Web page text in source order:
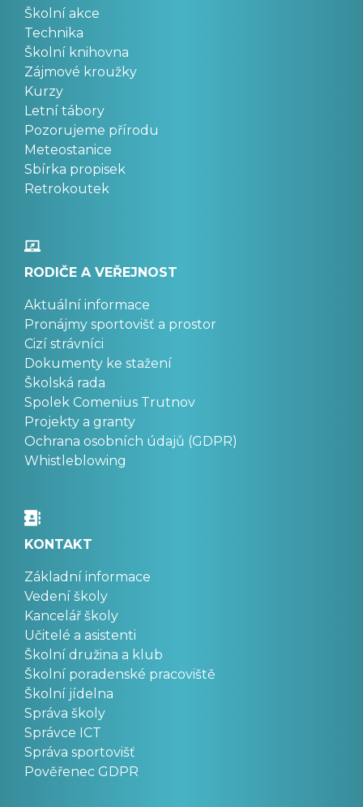
Školní akce
Technika
Školní knihovna
Zájmové kroužky
Kurzy
Letní tábory
Pozorujeme přírodu
Meteostanice
Sbírka propisek
Retrokoutek
RODIČE A VEŘEJNOST
Aktuální informace
Pronájmy sportovišť a prostor
Cizí strávníci
Dokumenty ke stažení
Školská rada
Spolek Comenius Trutnov
Projekty a granty
Ochrana osobních údajů (GDPR)
Whistleblowing
KONTAKT
Základní informace
Vedení školy
Kancelář školy
Učitelé a asistenti
Školní družina a klub
Školní poradenské pracoviště
Školní jídelna
Správa školy
Správce ICT
Správa sportovišť
Pověřenec GDPR